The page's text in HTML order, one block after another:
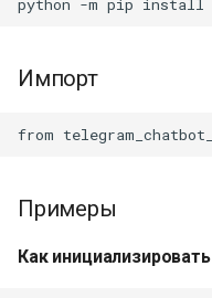
и
о
с
к
Список примеров
Импорт
Примеры
Как